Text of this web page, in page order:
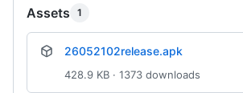
Assets 1
26052102release.apk
428.9 KB · 1373 downloads